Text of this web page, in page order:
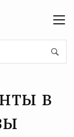
в